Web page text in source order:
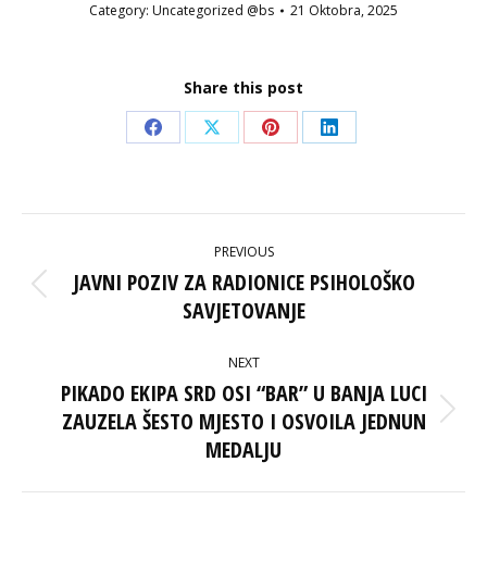
Category: Uncategorized @bs 21 Oktobra, 2025
Share this post
Share
Facebook
Share
X
Share
Pinterest
Share
LinkedIn
NAVIGATION
PREVIOUS
Previous
post:
JAVNI POZIV ZA RADIONICE PSIHOLOŠKO
SAVJETOVANJE
NEXT
Next
post:
PIKADO EKIPA SRD OSI “BAR” U BANJA LUCI
ZAUZELA ŠESTO MJESTO I OSVOILA JEDNUN
MEDALJU